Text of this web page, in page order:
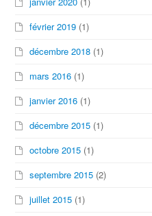
février 2019 (1)
décembre 2018 (1)
mars 2016 (1)
janvier 2016 (1)
décembre 2015 (1)
octobre 2015 (1)
septembre 2015 (2)
juillet 2015 (1)